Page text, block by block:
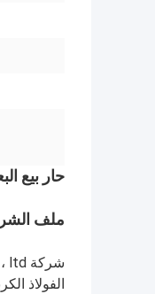
حار بيع
ملف
الفولاذ